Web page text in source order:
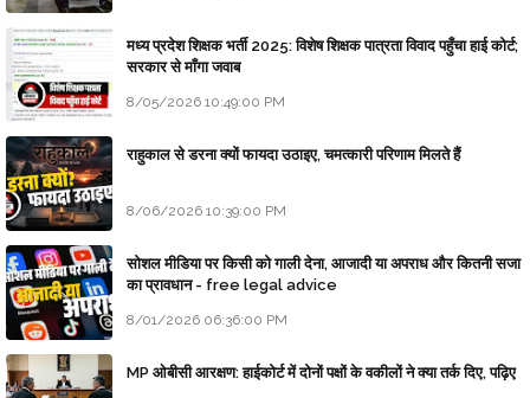
मध्य प्रदेश शिक्षक भर्ती 2025: विशेष शिक्षक पात्रता विवाद पहुँचा हाई कोर्ट;
सरकार से माँगा जवाब
8/05/2026 10:49:00 PM
राहुकाल से डरना क्यों फायदा उठाइए, चमत्कारी परिणाम मिलते हैं
8/06/2026 10:39:00 PM
सोशल मीडिया पर किसी को गाली देना, आजादी या अपराध और कितनी सजा
का प्रावधान - free legal advice
8/01/2026 06:36:00 PM
MP ओबीसी आरक्षण: हाईकोर्ट में दोनों पक्षों के वकीलों ने क्या तर्क दिए, पढ़िए